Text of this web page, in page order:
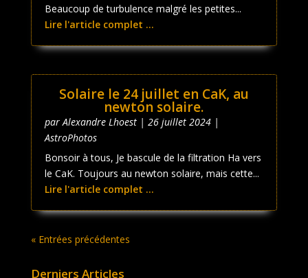
Beaucoup de turbulence malgré les petites...
Lire l'article complet ...
Solaire le 24 juillet en CaK, au
newton solaire.
parAlexandre Lhoest| 26 juillet 2024|
AstroPhotos
Bonsoir à tous, Je bascule de la filtration Ha vers
le CaK. Toujours au newton solaire, mais cette...
Lire l'article complet ...
« Entrées précédentes
Derniers Articles